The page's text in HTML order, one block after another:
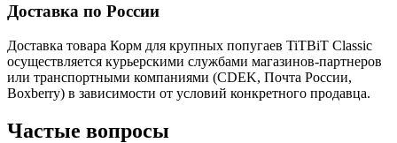
Доставка по России
Доставка товара Корм для крупных попугаев TiTBiT Classic
осуществляется курьерскими службами магазинов-партнеров
или транспортными компаниями (CDEK, Почта России,
Boxberry) в зависимости от условий конкретного продавца.
Частые вопросы